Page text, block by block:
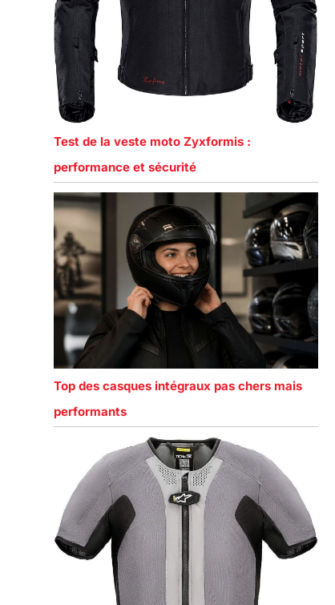
Test de la veste moto Zyxformis :
performance et sécurité
Top des casques intégraux pas chers mais
performants